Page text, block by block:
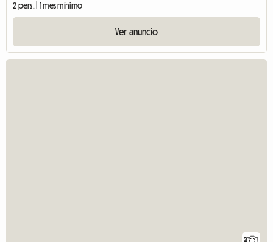
2 pers. | 1 mes mínimo
Ver anuncio
2